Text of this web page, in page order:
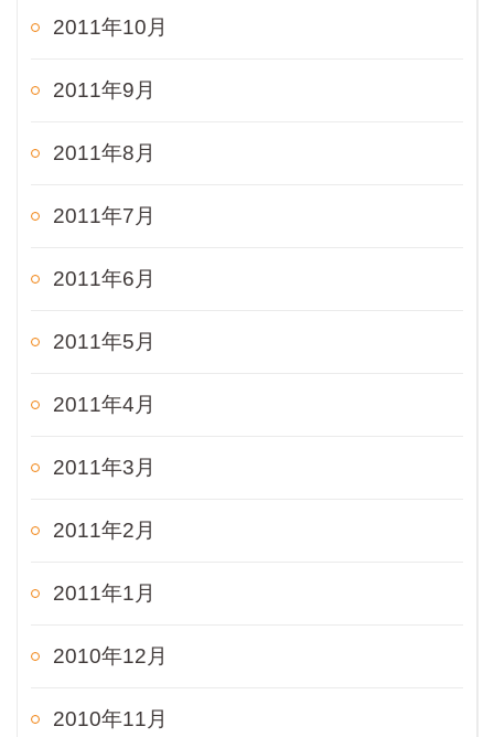
2011年10月
2011年9月
2011年8月
2011年7月
2011年6月
2011年5月
2011年4月
2011年3月
2011年2月
2011年1月
2010年12月
2010年11月